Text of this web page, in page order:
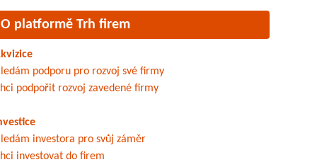
O platformě Trh firem
podporu pro rozvoj své firmy
podpořit rozvoj zavedené firmy
investora pro svůj záměr
investovat do firem